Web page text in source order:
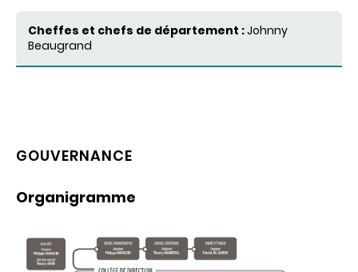
Johnny
Beaugrand
GOUVERNANCE
Organigramme